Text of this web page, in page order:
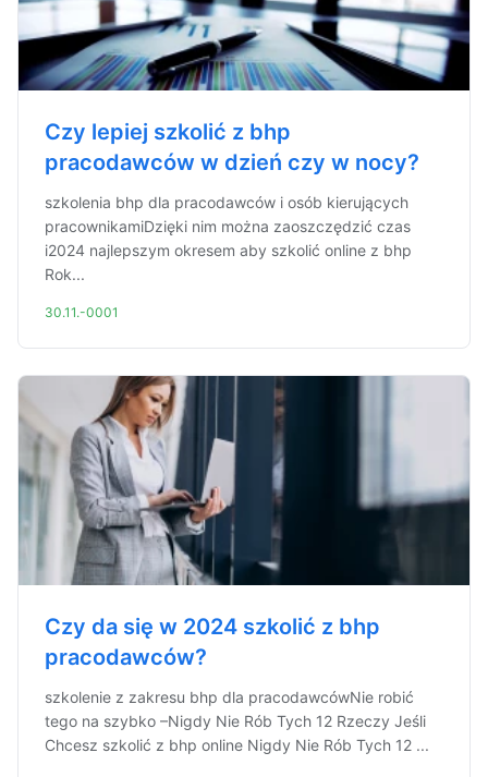
Czy lepiej szkolić z bhp
pracodawców w dzień czy w nocy?
szkolenia bhp dla pracodawców i osób kierujących
pracownikamiDzięki nim można zaoszczędzić czas
i2024 najlepszym okresem aby szkolić online z bhp
Rok...
30.11.-0001
Czy da się w 2024 szkolić z bhp
pracodawców?
szkolenie z zakresu bhp dla pracodawcówNie robić
tego na szybko –Nigdy Nie Rób Tych 12 Rzeczy Jeśli
Chcesz szkolić z bhp online Nigdy Nie Rób Tych 12 ...